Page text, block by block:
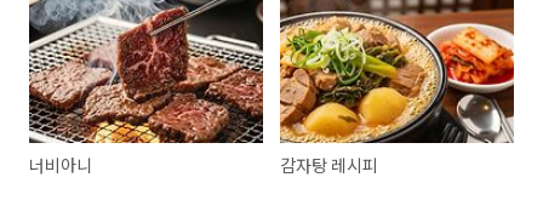
너비아니 감자탕 레시피